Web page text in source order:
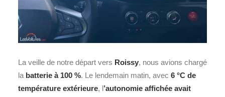
La veille de notre départ vers Roissy, nous avions chargé
la batterie à 100 %. Le lendemain matin, avec 6 °C de
température extérieure, l’autonomie affichée avait